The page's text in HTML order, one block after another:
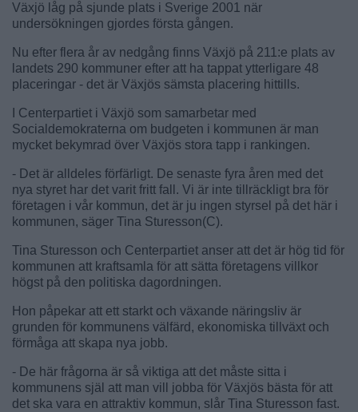
Växjö låg på sjunde plats i Sverige 2001 när
undersökningen gjordes första gången.
Nu efter flera år av nedgång finns Växjö på 211:e plats av
landets 290 kommuner efter att ha tappat ytterligare 48
placeringar - det är Växjös sämsta placering hittills.
I Centerpartiet i Växjö som samarbetar med
Socialdemokraterna om budgeten i kommunen är man
mycket bekymrad över Växjös stora tapp i rankingen.
- Det är alldeles förfärligt. De senaste fyra åren med det
nya styret har det varit fritt fall. Vi är inte tillräckligt bra för
företagen i vår kommun, det är ju ingen styrsel på det här i
kommunen, säger Tina Sturesson(C).
Tina Sturesson och Centerpartiet anser att det är hög tid för
kommunen att kraftsamla för att sätta företagens villkor
högst på den politiska dagordningen.
Hon påpekar att ett starkt och växande näringsliv är
grunden för kommunens välfärd, ekonomiska tillväxt och
förmåga att skapa nya jobb.
- De här frågorna är så viktiga att det måste sitta i
kommunens själ att man vill jobba för Växjös bästa för att
det ska vara en attraktiv kommun, slår Tina Sturesson fast.